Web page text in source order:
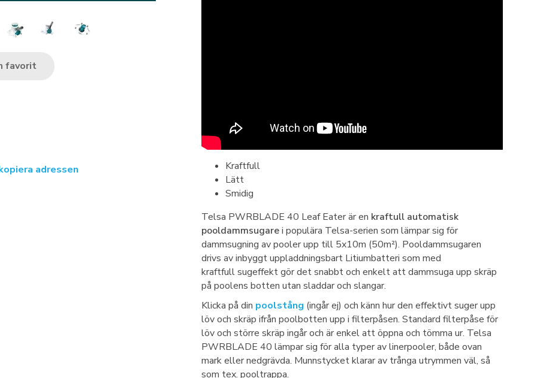
Kraftfull
Lätt
Smidig
Telsa PWRBLADE 40 Leaf Eater är en kraftull automatisk
pooldammsugarei populära Telsa-serien som lämpar sig för
dammsugning av pooler upp till 5x10m (50m²). Pooldammsugaren
drivs av inbyggt uppladdningsbart Litiumbatteri som med
kraftfull sugeffekt gör det snabbt och enkelt att dammsuga upp skräp
på poolens botten utan sladdar och slangar.
Klicka på din poolstång (ingår ej) och känn hur den effektivt suger upp
löv och skräp ifrån poolbotten upp i filterpåsen. Standard filterpåse för
löv och större skräp ingår och är enkel att öppna och tömma ur. Telsa
PWRBLADE 40 lämpar sig för alla typer av linerpooler, både ovan
mark eller nedgrävda. Munnstycket klarar av trånga utrymmen väl, så
som tex. pooltrappa.
favorit
adressen